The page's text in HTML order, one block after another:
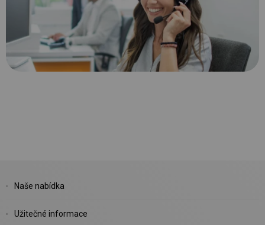
Naše nabídka
Užitečné informace